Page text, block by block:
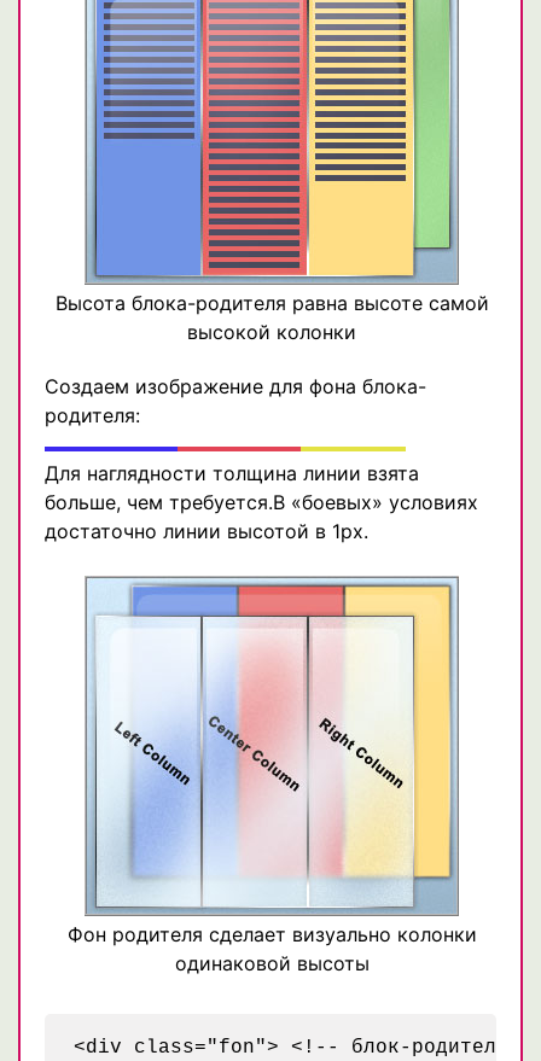
Высота блока-родителя равна высоте самой
высокой колонки
Создаем изображение для фона блока-
родителя:
Для наглядности толщина линии взята
больше, чем требуется.В «боевых» условиях
достаточно линии высотой в 1px.
Фон родителя сделает визуально колонки
одинаковой высоты
<div class="fon"> <!-- блок-родитель с